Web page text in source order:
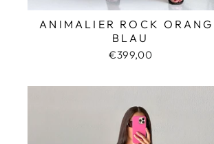
ANIMALIER ROCK
BLAU
€399,00